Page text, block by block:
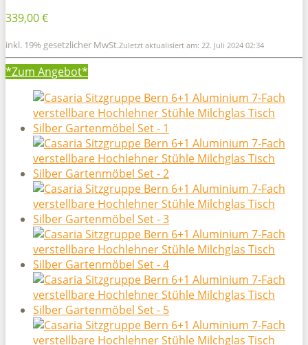
339,00 €
inkl. 19% gesetzlicher MwSt.Zuletzt aktualisiert am: 22. Juli 2024 02:34
*Zum Angebot*